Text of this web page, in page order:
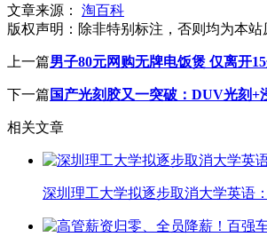
文章来源：
淘百科
版权声明： 除非特别标注，否则均为本
上一篇男子80元网购无牌电饭煲 仅离开
下一篇 国产光刻胶又一突破：DUV光刻
相关文章
深圳理工大学拟逐步取消大学英语